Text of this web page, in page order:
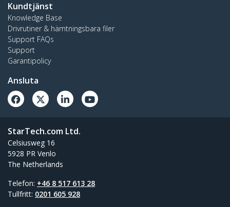
Kundtjänst
Knowledge Base
Drivrutiner & hämtningsbara filer
Support FAQs
Support
Garantipolicy
Ansluta
StarTech.com Ltd.
Celsiusweg 16
5928 PR Venlo
The Netherlands
Telefon: +46 8 517 613 28
Tullfritt: 0201 605 928